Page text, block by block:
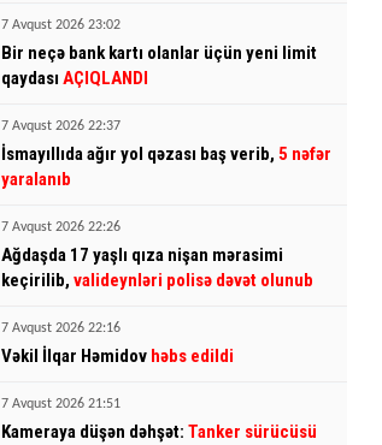
7 Avqust 2026 23:02
Bir neçə bank kartı olanlar üçün yeni limit
qaydası AÇIQLANDI
7 Avqust 2026 22:37
İsmayıllıda ağır yol qəzası baş verib, 5 nəfər
yaralanıb
7 Avqust 2026 22:26
Ağdaşda 17 yaşlı qıza nişan mərasimi
keçirilib, valideynləri polisə dəvət olunub
7 Avqust 2026 22:16
Vəkil İlqar Həmidov həbs edildi
7 Avqust 2026 21:51
Kameraya düşən dəhşət: Tanker sürücüsü